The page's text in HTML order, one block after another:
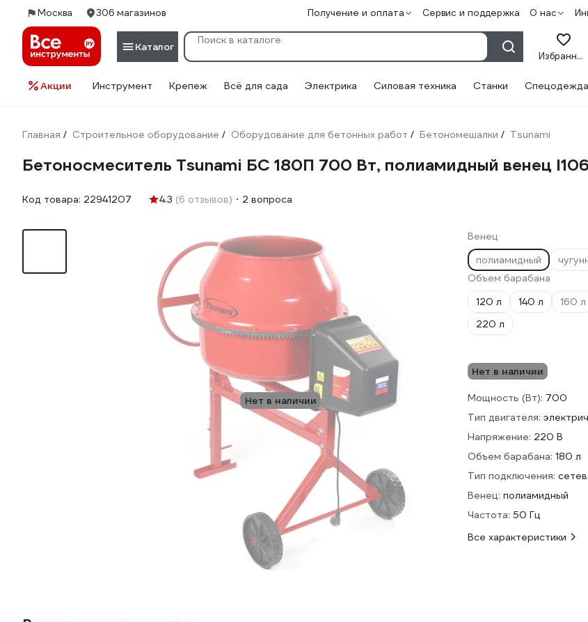
Москва 306 магазинов Получение и оплата Сервис и поддержка О нас
Каталог
Избранное
Акции Инструмент Крепеж Всё для сада Электрика Силовая техника Станки
Главная / Строительное оборудование / Оборудование для бетонных работ / Бетономешалки / Tsunami
Бетоносмеситель Tsunami БС 180П 700 Вт, полиамидный венец
Код товара: 22941207 4.3 (6 отзывов) 2 вопроса
Нет в наличии
Венец
полиамидный
Объем барабана
120 л
140 л 160 л
220 л
Нет в наличии
Мощность (Вт): 700
Тип двигателя:
Напряжение: 220 В
Объем барабана: 180 л
Тип подключения:
Венец: полиамидный
Частота: 50 Гц
Все характеристики